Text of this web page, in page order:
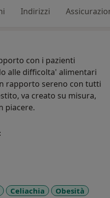
Indirizzi
con i pazienti
alle difficolta' alimentari
rapporto sereno con tutti
va creato su misura,
piacere.
Celiachia
Obesità